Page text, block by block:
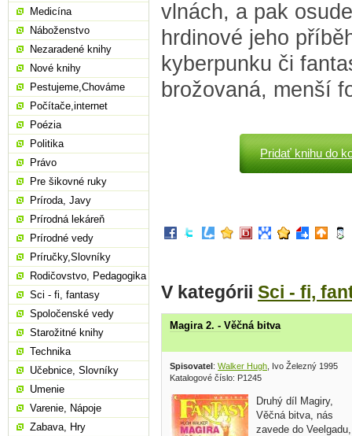
vlnách, a pak
hrdinové jeho
kyberpunku či
brožovaná, menší
Pridať knihu do
V kategórii Sci - fi,
Magira 2. - Věčná bitva
Spisovatel: Walker Hugh , Ivo Železný 1995
Katalogové číslo: P1245
Druhý díl Magiry,
Věčná bitva, nás
zavede do Veelgadu,
Medicína
Náboženstvo
Nezaradené knihy
Nové knihy
Pestujeme,Chováme
Počítače,internet
Poézia
Politika
Právo
Pre šikovné ruky
Príroda, Javy
Prírodná lekáreň
Prírodné vedy
Príručky,Slovníky
Rodičovstvo, Pedagogika
Sci - fi, fantasy
Spoločenské vedy
Starožitné knihy
Technika
Učebnice, Slovníky
Umenie
Varenie, Nápoje
Zabava, Hry